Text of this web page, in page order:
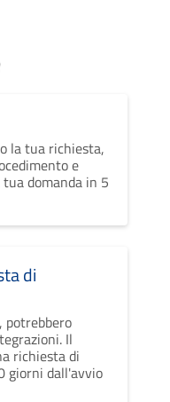
la tua richiesta,
e
domanda in 5
di
Il
richiesta di
giorni dall'avvio